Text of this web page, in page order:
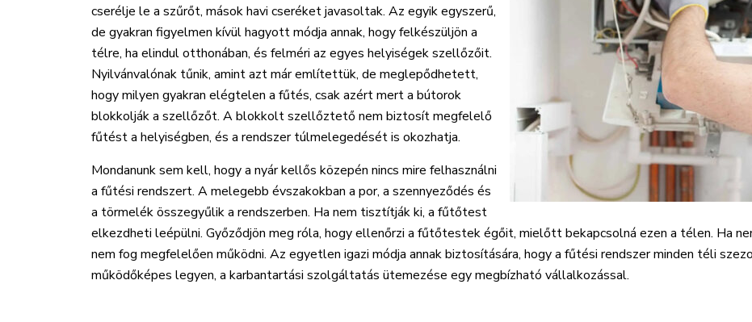
cserélje le a szűrőt, mások havi cseréket javasoltak. Az egyik egyszerű,
de gyakran figyelmen kívül hagyott módja annak, hogy felkészüljön a
télre, ha elindul otthonában, és felméri az egyes helyiségek szellőzőit.
Nyilvánvalónak tűnik, amint azt már említettük, de meglepődhetett,
hogy milyen gyakran elégtelen a fűtés, csak azért mert a bútorok
blokkolják a szellőzőt. A blokkolt szellőztető nem biztosít megfelelő
fűtést a helyiségben, és a rendszer túlmelegedését is okozhatja.
Mondanunk sem kell, hogy a nyár kellős közepén nincs mire felhasználni
a fűtési rendszert. A melegebb évszakokban a por, a szennyeződés és
a törmelék összegyűlik a rendszerben. Ha nem tisztítják ki, a fűtőtest
elkezdheti leépülni. Győződjön meg róla, hogy ellenőrzi a fűtőtestek égőit, mielőtt bekapcsolná ezen a télen. Ha
nem fog megfelelően működni. Az egyetlen igazi módja annak biztosítására, hogy a fűtési rendszer minden téli
működőképes legyen, a karbantartási szolgáltatás ütemezése egy megbízható vállalkozással.